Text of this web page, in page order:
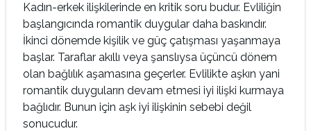
Kadın-erkek ilişkilerinde en kritik soru budur. Evliliğin
başlangıcında romantik duygular daha baskındır.
İkinci dönemde kişilik ve güç çatışması yaşanmaya
başlar. Taraflar akıllı veya şanslıysa üçüncü dönem
olan bağlılık aşamasına geçerler. Evlilikte aşkın yani
romantik duyguların devam etmesi iyi ilişki kurmaya
bağlıdır. Bunun için aşk iyi ilişkinin sebebi değil
sonucudur.